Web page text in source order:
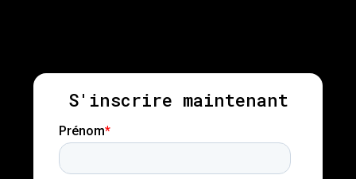
S'inscrire maintenant